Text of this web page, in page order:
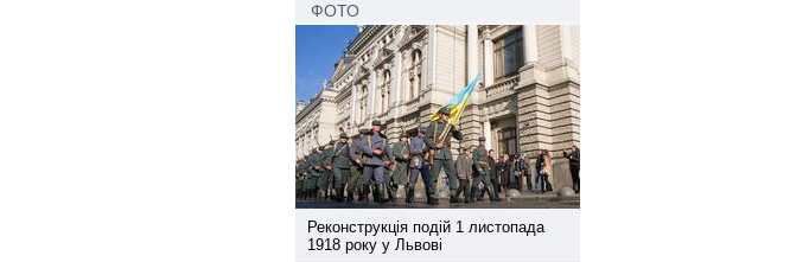
ФОТО
Реконструкція подій 1 листопада
1918 року у Львові